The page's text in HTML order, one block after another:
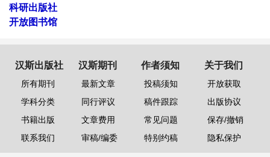
科研出版社
开放图书馆
汉斯出版社
所有期刊
学科分类
书籍出版
联系我们
汉斯期刊
最新文章
同行评议
文章费用
审稿/编委
作者须知
投稿须知
稿件跟踪
常见问题
特别约稿
关于我们
开放获取
出版协议
保存/撤销
隐私保护